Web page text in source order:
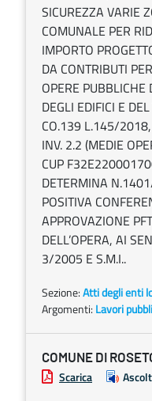
SICUREZZA VARIE
COMUNALE PER
IMPORTO
DA CONTRIBUTI
OPERE
DEGLI EDIFICI E
CO.139 L.145/
INV. 2.2 (MEDIE
CUP
DETERMINA
POSITIVA
APPROVAZIONE
DELL’OPERA, AI
3/2005 E S.M.I..
Sezione:Atti degli enti
Argomenti: Lavori
COMUNE DI
Scarica